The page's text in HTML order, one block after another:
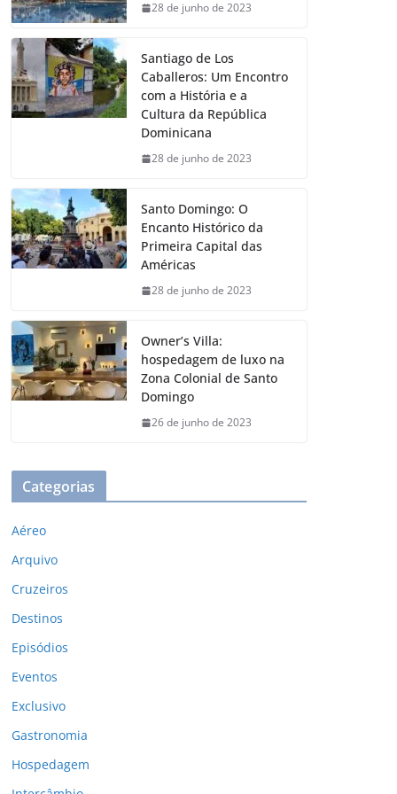
28 de junho de 2023
Santiago de Los
Caballeros: Um Encontro
com a História e a
Cultura da República
Dominicana
28 de junho de 2023
Santo Domingo: O
Encanto Histórico da
Primeira Capital das
Américas
28 de junho de 2023
Owner’s Villa:
hospedagem de luxo na
Zona Colonial de Santo
Domingo
26 de junho de 2023
Categorias
Aéreo
Arquivo
Cruzeiros
Destinos
Episódios
Eventos
Exclusivo
Gastronomia
Hospedagem